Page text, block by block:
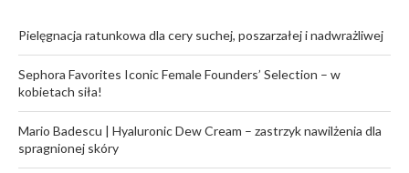
Pielęgnacja ratunkowa dla cery suchej, poszarzałej i nadwrażliwej
Sephora Favorites Iconic Female Founders’ Selection – w
kobietach siła!
Mario Badescu | Hyaluronic Dew Cream – zastrzyk nawilżenia dla
spragnionej skóry